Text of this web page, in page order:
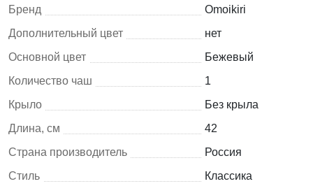
Бренд
Omoikiri
Дополнительный цвет
нет
Основной цвет
Бежевый
Количество чаш
1
Крыло
Без крыла
Длина, см
42
Страна производитель
Россия
Стиль
Классика